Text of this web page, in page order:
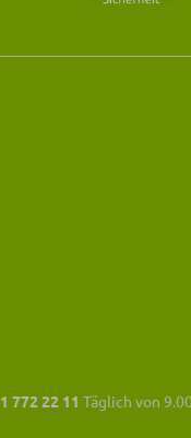
772 22 11 Täglich von